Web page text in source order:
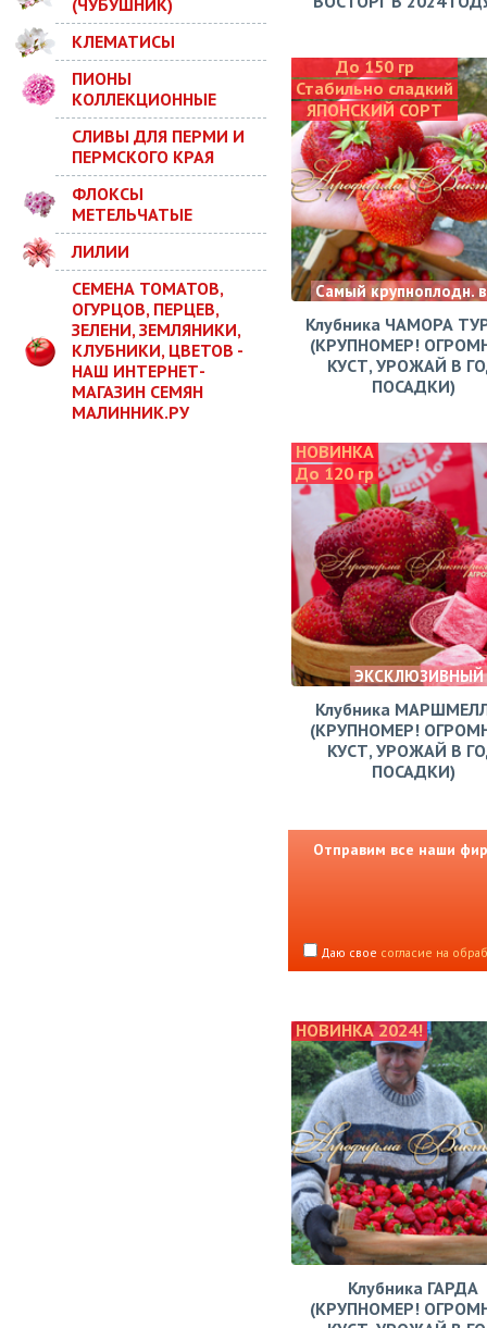
(ЧУБУШНИК)
КЛЕМАТИСЫ
ПИОНЫ
КОЛЛЕКЦИОННЫЕ
СЛИВЫ ДЛЯ ПЕРМИ И
ПЕРМСКОГО КРАЯ
ФЛОКСЫ
МЕТЕЛЬЧАТЫЕ
ЛИЛИИ
СЕМЕНА ТОМАТОВ,
ОГУРЦОВ, ПЕРЦЕВ,
ЗЕЛЕНИ, ЗЕМЛЯНИКИ,
КЛУБНИКИ, ЦВЕТОВ -
НАШ ИНТЕРНЕТ-
МАГАЗИН СЕМЯН
МАЛИННИК.РУ
До 150 гр
Стабильно сладкий
ЯПОНСКИЙ СОРТ
Самый крупноплодн.
Клубника ЧАМОРА
(КРУПНОМЕР!
КУСТ, УРОЖАЙ В
ПОСАДКИ)
НОВИНКА
До 120 гр
ЭКСКЛЮЗИВНЫЙ
Клубника
(КРУПНОМЕР!
КУСТ, УРОЖАЙ В
ПОСАДКИ)
Отправим все наши
Даю свое согласие на
НОВИНКА 2024!
Клубника ГАРДА
(КРУПНОМЕР!